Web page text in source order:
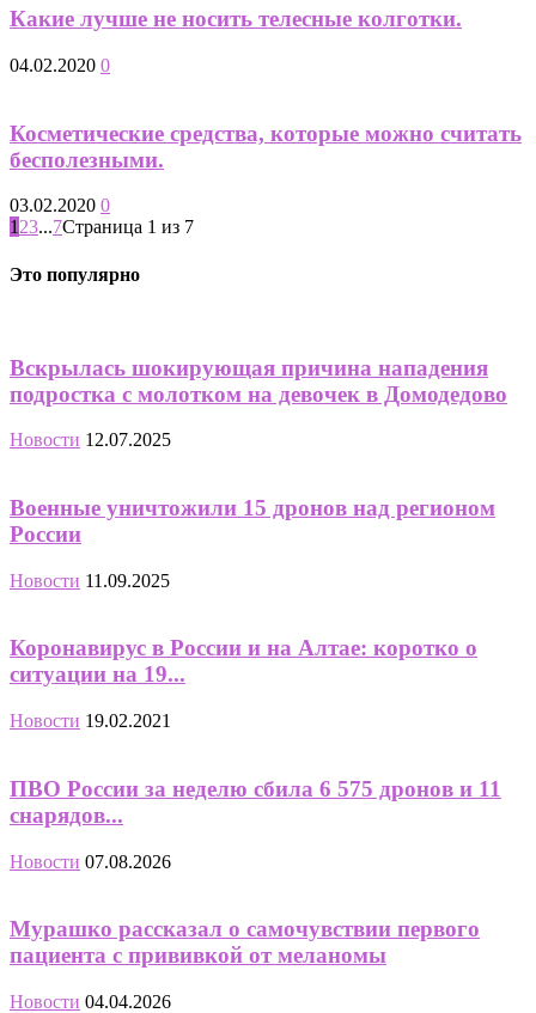
Какие лучше не носить телесные колготки.
04.02.2020 0
Косметические средства, которые можно считать
бесполезными.
03.02.2020 0
1 23...7Страница 1 из 7
Это популярно
Вскрылась шокирующая причина нападения
подростка с молотком на девочек в Домодедово
Новости 12.07.2025
Военные уничтожили 15 дронов над регионом
России
Новости 11.09.2025
Коронавирус в России и на Алтае: коротко о
ситуации на 19...
Новости 19.02.2021
ПВО России за неделю сбила 6 575 дронов и 11
снарядов...
Новости 07.08.2026
Мурашко рассказал о самочувствии первого
пациента с прививкой от меланомы
Новости 04.04.2026